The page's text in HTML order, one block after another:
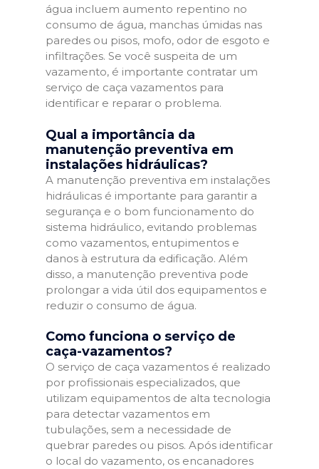
água incluem aumento repentino no
consumo de água, manchas úmidas nas
paredes ou pisos, mofo, odor de esgoto e
infiltrações. Se você suspeita de um
vazamento, é importante contratar um
serviço de caça vazamentos para
identificar e reparar o problema.
Qual a importância da
manutenção preventiva em
instalações hidráulicas?
A manutenção preventiva em instalações
hidráulicas é importante para garantir a
segurança e o bom funcionamento do
sistema hidráulico, evitando problemas
como vazamentos, entupimentos e
danos à estrutura da edificação. Além
disso, a manutenção preventiva pode
prolongar a vida útil dos equipamentos e
reduzir o consumo de água.
Como funciona o serviço de
caça-vazamentos?
O serviço de caça vazamentos é realizado
por profissionais especializados, que
utilizam equipamentos de alta tecnologia
para detectar vazamentos em
tubulações, sem a necessidade de
quebrar paredes ou pisos. Após identificar
o local do vazamento, os encanadores